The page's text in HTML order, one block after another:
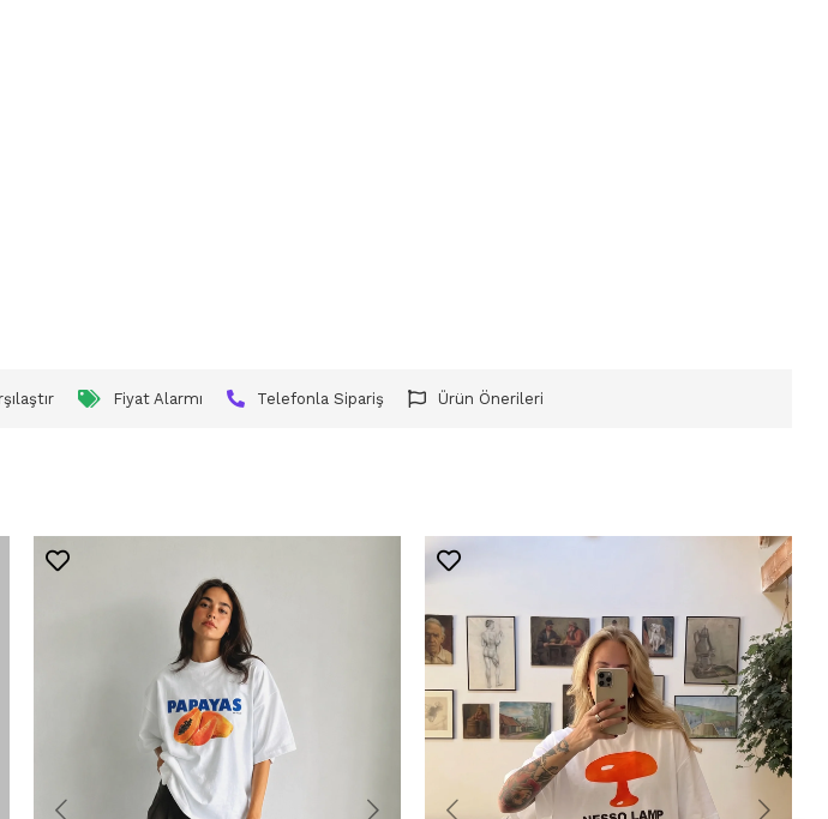
Fiyat Alarmı Telefonla Sipariş Ürün Önerileri